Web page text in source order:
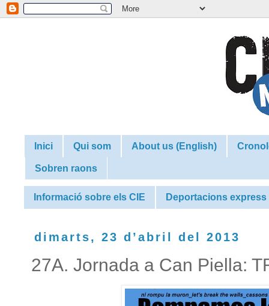
Inici Qui som About us (English)
Sobren raons
Informació sobre els CIE Deportacions express
dimarts, 23 d’abril del 2013
27A. Jornada a Can Piella: